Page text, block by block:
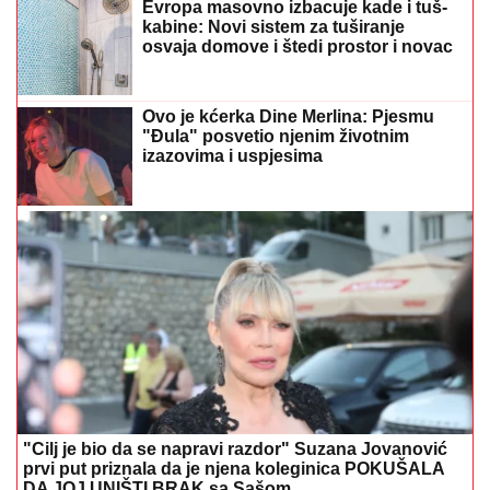
"Đula" posvetio njenim životnim
izazovima i uspjesima
"Cilj je bio da se napravi razdor" Suzana Jovanović
prvi put priznala da je njena koleginica POKUŠALA
DA JOJ UNIŠTI BRAK sa Sašom
GENIJALAN TRIK PRED PUTOVANJE
Stavite dugme u zamrzivač i odmah
ćete znati ako nešto nije u redu